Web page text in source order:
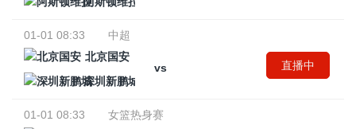
01-01 08:33
中超
北京国安
vs
深圳新鹏城
直播中
01-01 08:33
女篮热身赛